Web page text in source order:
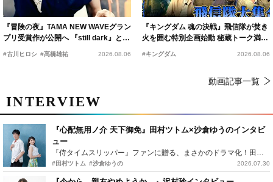
『冒険の夜』TAMA NEW WAVEグラン
プリ受賞作が公開へ 『still dark』と同
時上映決定
#古川ヒロシ #髙橋雄祐 2026.08.06
『キングダム 魂の決戦』飛信隊が焚き
火を囲む特別企画始動 秘蔵トーク満載
の“キングダムキャンプ”開催
#キングダム 2026.08.06
動画記事一覧
INTERVIEW
『心配無用ノ介 天下御免』田村ツトム×沙倉ゆうのインタビ
ュー
『侍タイムスリッパー』ファンに贈る、まさかのドラマ化！田村ツトム×沙倉ゆうのが語る『心配無用ノ介』撮影秘話
#田村ツトム #沙倉ゆうの 2026.07.30